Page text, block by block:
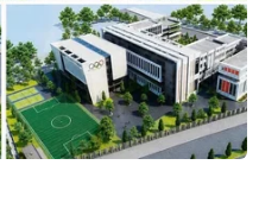
(Vietnam+)